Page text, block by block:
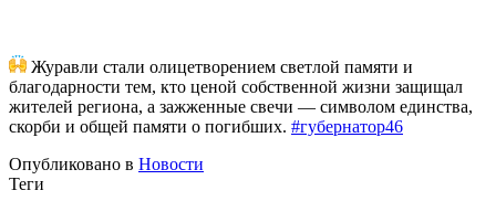
Журавли стали олицетворением светлой памяти и
благодарности тем, кто ценой собственной жизни защищал
жителей региона, а зажженные свечи — символом единства,
скорби и общей памяти о погибших. #губернатор46
Опубликовано в Новости
Теги